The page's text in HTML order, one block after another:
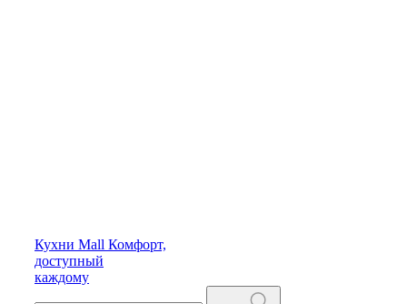
Кухни Mall Комфорт,
доступный
каждому